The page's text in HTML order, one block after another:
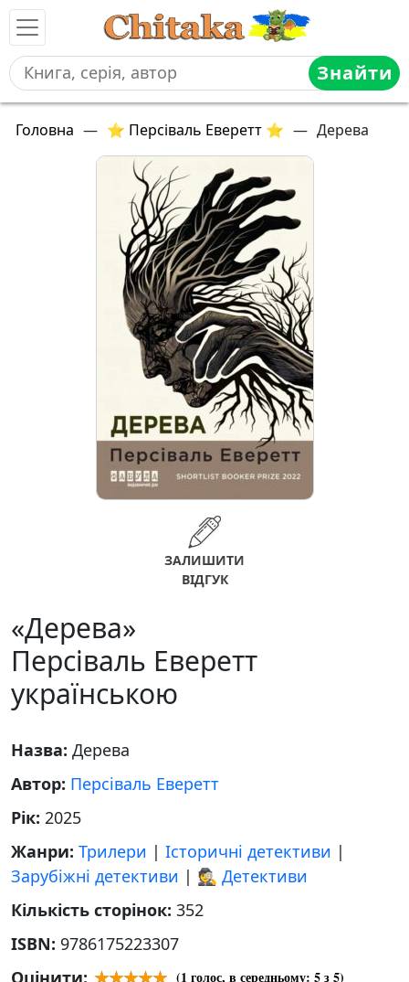
Знайти
Головна — ⭐ Персіваль Еверетт ⭐ — Дерева
ЗАЛИШИТИ
ВІДГУК
«Дерева»
Персіваль Еверетт
українською
Назва: Дерева
Автор: Персіваль Еверетт
Рік: 2025
Жанри: Трилери | Історичні детективи |
Зарубіжні детективи | 🕵 Детективи
Кількість сторінок: 352
ISBN: 9786175223307
Оцінити:
(1 голос, в середньому: 5з 5)